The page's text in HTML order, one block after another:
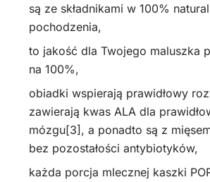
są ze składnikami w 100%
pochodzenia,
to jakość dla Twojego maluszka
na 100%,
obiadki wspierają prawidłowy
zawierają kwas ALA dla
mózgu[3], a ponadto są z
bez pozostałości antybiotyków,
każda porcja mlecznej kaszki